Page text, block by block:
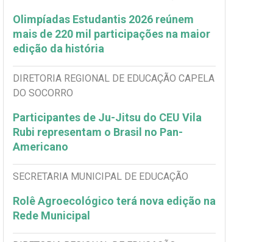
Olimpíadas Estudantis 2026 reúnem
mais de 220 mil participações na maior
edição da história
DIRETORIA REGIONAL DE EDUCAÇÃO CAPELA
DO SOCORRO
Participantes de Ju-Jitsu do CEU Vila
Rubi representam o Brasil no Pan-
Americano
SECRETARIA MUNICIPAL DE EDUCAÇÃO
Rolê Agroecológico terá nova edição na
Rede Municipal